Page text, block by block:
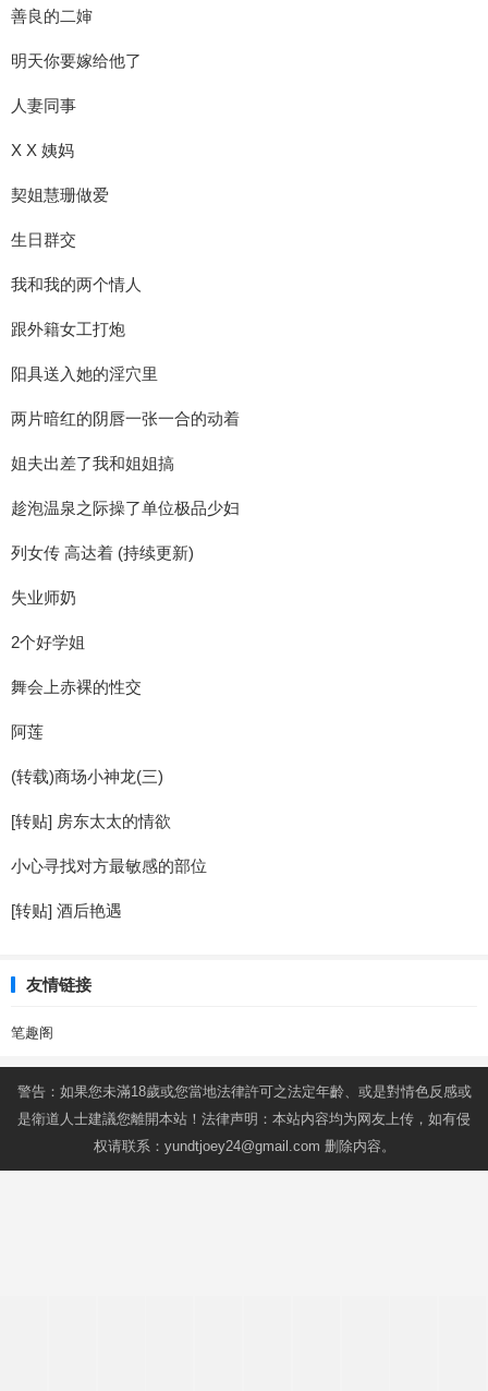
善良的二婶
明天你要嫁给他了
人妻同事
X X 姨妈
契姐慧珊做爱
生日群交
我和我的两个情人
跟外籍女工打炮
阳具送入她的淫穴里
两片暗红的阴唇一张一合的动着
姐夫出差了我和姐姐搞
趁泡温泉之际操了单位极品少妇
列女传 高达着 (持续更新)
失业师奶
2个好学姐
舞会上赤裸的性交
阿莲
(转载)商场小神龙(三)
[转贴] 房东太太的情欲
小心寻找对方最敏感的部位
[转贴] 酒后艳遇
友情链接
笔趣阁
警告：如果您未滿18歲或您當地法律許可之法定年齡、或是對情色反感或
是衛道人士建議您離開本站！法律声明：本站内容均为网友上传，如有侵
权请联系： yundtjoey24@gmail.com 删除内容。